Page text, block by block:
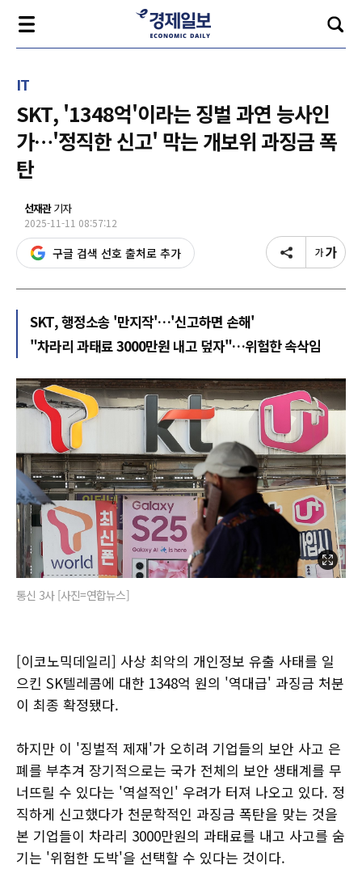
IT
SKT, '1348억'이라는 징벌 과연 능사인
가…'정직한 신고' 막는 개보위 과징금 폭
탄
선재관기자
2025-11-11 08:57:12
구글 검색 선호 출처로 추가
SKT, 행정소송 '만지작'…'신고하면 손해'
"차라리 과태료 3000만원 내고 덮자"…위험한 속삭임
통신 3사 [사진=연합뉴스]
[이코노믹데일리] 사상 최악의 개인정보 유출 사태를 일
으킨 SK텔레콤에 대한 1348억 원의 '역대급' 과징금 처분
이 최종 확정됐다.
하지만 이 '징벌적 제재'가 오히려 기업들의 보안 사고 은
폐를 부추겨 장기적으로는 국가 전체의 보안 생태계를 무
너뜨릴 수 있다는 '역설적인' 우려가 터져 나오고 있다. 정
직하게 신고했다가 천문학적인 과징금 폭탄을 맞는 것을
본 기업들이 차라리 3000만원의 과태료를 내고 사고를 숨
기는 '위험한 도박'을 선택할 수 있다는 것이다.